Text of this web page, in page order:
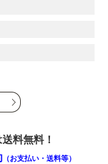
料無料！
（お支払い・送料等）